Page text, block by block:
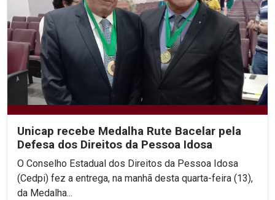
Unicap recebe Medalha Rute Bacelar pela
Defesa dos Direitos da Pessoa Idosa
O Conselho Estadual dos Direitos da Pessoa Idosa
(Cedpi) fez a entrega, na manhã desta quarta-feira (13),
da Medalha...